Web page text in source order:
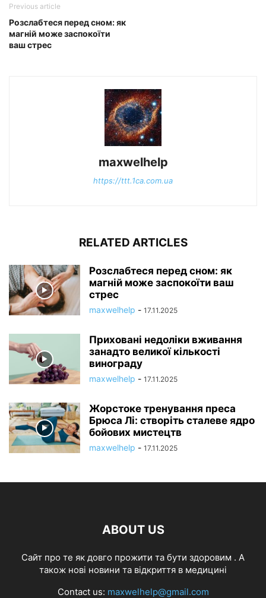
Previous article
Розслабтеся перед сном: як
магній може заспокоїти
ваш стрес
maxwelhelp
https://ttt.1ca.com.ua
RELATED ARTICLES
Розслабтеся перед сном: як
магній може заспокоїти ваш
стрес
maxwelhelp - 17.11.2025
Приховані недоліки вживання
занадто великої кількості
винограду
maxwelhelp - 17.11.2025
Жорстоке тренування преса
Брюса Лі: створіть сталеве ядро
бойових мистецтв
maxwelhelp - 17.11.2025
ABOUT US
Cайт про те як довго прожити та бути здоровим . А
також нові новини та відкриття в медицині
Contact us: maxwelhelp@gmail.com